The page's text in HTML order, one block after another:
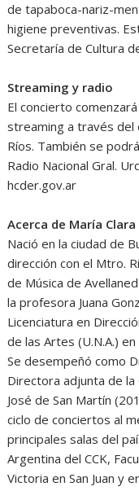
de tapaboca-nariz-
higiene preventivas.
Secretaría de Cultura
Streaming y radio
El concierto
streaming a través del
Ríos. También se
Radio Nacional Gral.
hcder.gov.ar
Acerca de María
Nació en la ciudad de
dirección con el Mtro.
de Música de
la profesora Juana
Licenciatura en
de las Artes (U.N.A.)
Se desempeñó como
Directora adjunta de la
José de San Martín
ciclo de conciertos al
principales salas del
Argentina del CCK,
Victoria en San Juan y